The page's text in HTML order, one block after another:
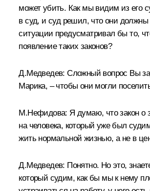
может убить. Как мы видим из его
в суд, и суд решил, что они должны
ситуации предусматривал бы то,
появление таких законов?
Д.Медведев:Сложный вопрос Вы
Марика, – чтобы они могли
М.Нефидова: Я думаю, что закон о
на человека, который уже был
жить нормальной жизнью, а не в
Д.Медведев: Понятно. Но это,
который судим, как бы мы к нему